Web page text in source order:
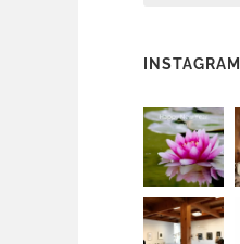
INSTAGRAM